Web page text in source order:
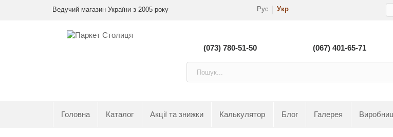
Ведучий магазин України з 2005 року Рус Укр
(073) 780-51-50 (067) 401-65-71
Головна Каталог Акції та знижки Калькулятор Блог Галерея